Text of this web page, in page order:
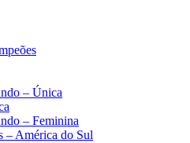
– Única
– Feminina
– América do Sul